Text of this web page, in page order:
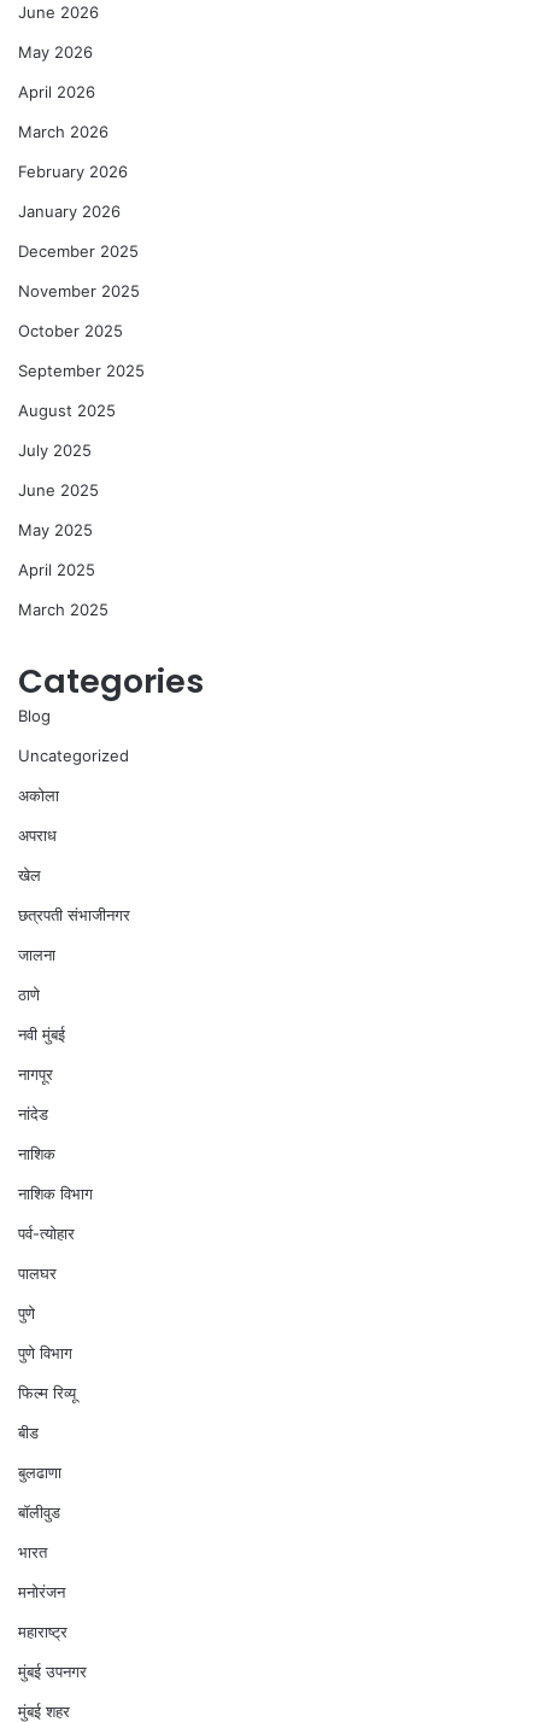
June 2026
May 2026
April 2026
March 2026
February 2026
January 2026
December 2025
November 2025
October 2025
September 2025
August 2025
July 2025
June 2025
May 2025
April 2025
March 2025
Categories
Blog
Uncategorized
अकोला
अपराध
खेल
छत्रपती संभाजीनगर
जालना
ठाणे
नवी मुंबई
नागपूर
नांदेड
नाशिक
नाशिक विभाग
पर्व-त्योहार
पालघर
पुणे
पुणे विभाग
फिल्म रिव्यू
बीड
बुलढाणा
बॉलीवुड
भारत
मनोरंजन
महाराष्ट्र
मुंबई उपनगर
मुंबई शहर